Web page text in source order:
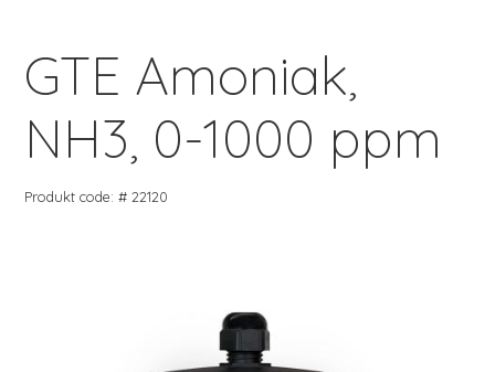
GTE Amoniak,
NH3, 0-1000 ppm
Produkt code: # 22120